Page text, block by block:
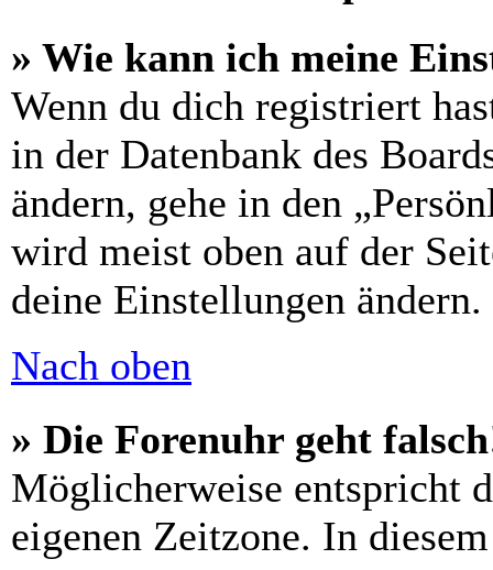
» Wie kann ich meine
Wenn du dich registriert
in der Datenbank des
ändern, gehe in den
wird meist oben auf der
deine Einstellungen ändern.
Nach oben
» Die Forenuhr geht
Möglicherweise entspricht
eigenen Zeitzone. In